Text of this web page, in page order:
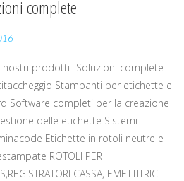
complete
prodotti -Soluzioni complete
Stampanti per etichette e
Software completi per la creazione
delle etichette Sistemi
Etichette in rotoli neutre e
ROTOLI PER
CASSA, EMETTITRICI